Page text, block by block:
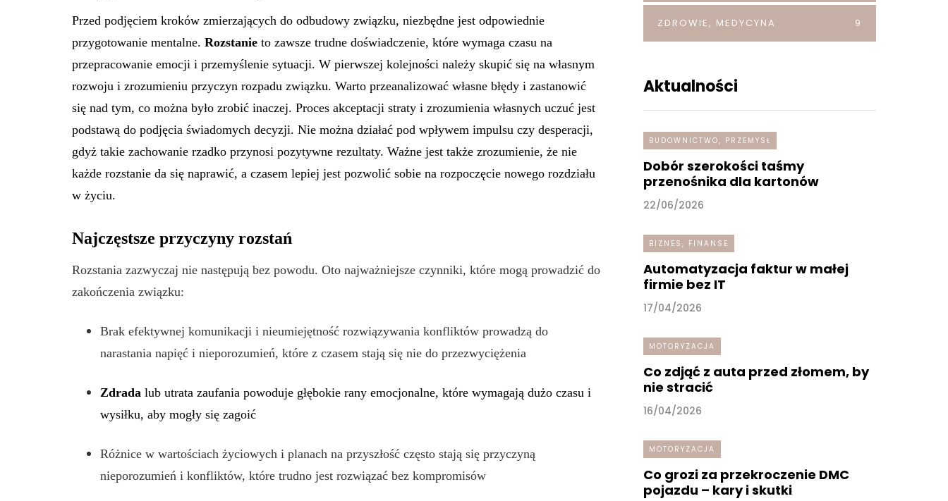
Przed podjęciem kroków zmierzających do odbudowy związku, niezbędne jest odpowiednie
przygotowanie mentalne. Rozstanie to zawsze trudne doświadczenie, które wymaga czasu na
przepracowanie emocji i przemyślenie sytuacji. W pierwszej kolejności należy skupić się na własnym
rozwoju i zrozumieniu przyczyn rozpadu związku. Warto przeanalizować własne błędy i zastanowić
się nad tym, co można było zrobić inaczej. Proces akceptacji straty i zrozumienia własnych uczuć jest
podstawą do podjęcia świadomych decyzji. Nie można działać pod wpływem impulsu czy desperacji,
gdyż takie zachowanie rzadko przynosi pozytywne rezultaty. Ważne jest także zrozumienie, że nie
każde rozstanie da się naprawić, a czasem lepiej jest pozwolić sobie na rozpoczęcie nowego rozdziału
w życiu.
Najczęstsze przyczyny rozstań
Rozstania zazwyczaj nie następują bez powodu. Oto najważniejsze czynniki, które mogą prowadzić do
zakończenia związku:
Brak efektywnej komunikacji i nieumiejętność rozwiązywania konfliktów prowadzą do
narastania napięć i nieporozumień, które z czasem stają się nie do przezwyciężenia
Zdrada lub utrata zaufania powoduje głębokie rany emocjonalne, które wymagają dużo czasu i
wysiłku, aby mogły się zagoić
Różnice w wartościach życiowych i planach na przyszłość często stają się przyczyną
nieporozumień i konfliktów, które trudno jest rozwiązać bez kompromisów
ZDROWIE, MEDYCYNA 9
Aktualności
BUDOWNICTWO, PRZEMYSŁ
Dobór szerokości taśmy
przenośnika dla kartonów
22/06/2026
BIZNES, FINANSE
Automatyzacja faktur w małej
firmie bez IT
17/04/2026
MOTORYZACJA
Co zdjąć z auta przed złomem, by
nie stracić
16/04/2026
MOTORYZACJA
Co grozi za przekroczenie DMC
pojazdu – kary i skutki